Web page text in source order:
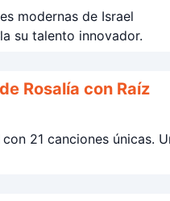
modernas de Israel
su talento innovador.
Rosalía con Raíz
21 canciones únicas.